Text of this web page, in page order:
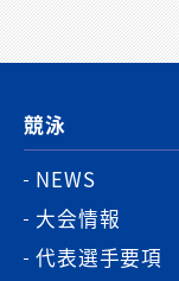
競泳
NEWS
大会情報
代表選手要項